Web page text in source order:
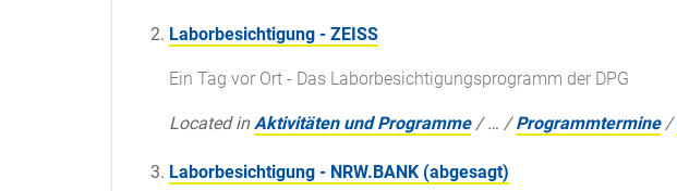
Laborbesichtigung - ZEISS
Ein Tag vor Ort - Das Laborbesichtigungsprogramm der DPG
Located in Aktivitäten und Programme /… /Programmtermine /
Laborbesichtigung - NRW.BANK (abgesagt)